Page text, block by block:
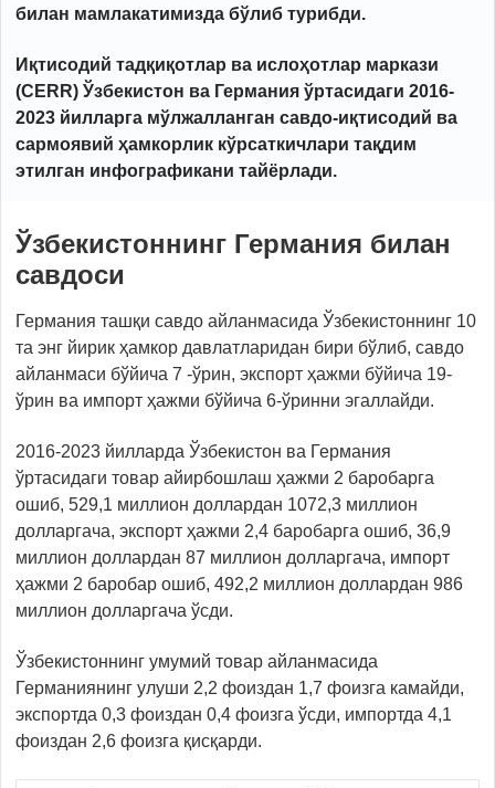
билан мамлакатимизда бўлиб турибди.
Иқтисодий тадқиқотлар ва ислоҳотлар маркази
(CERR) Ўзбекистон ва Германия ўртасидаги 2016-
2023 йилларга мўлжалланган савдо-иқтисодий ва
сармоявий ҳамкорлик кўрсаткичлари тақдим
этилган инфографикани тайёрлади.
Ўзбекистоннинг Германия билан
савдоси
Германия ташқи савдо айланмасида Ўзбекистоннинг 10
та энг йирик ҳамкор давлатларидан бири бўлиб, савдо
айланмаси бўйича 7 -ўрин, экспорт ҳажми бўйича 19-
ўрин ва импорт ҳажми бўйича 6-ўринни эгаллайди.
2016-2023 йилларда Ўзбекистон ва Германия
ўртасидаги товар айирбошлаш ҳажми 2 баробарга
ошиб, 529,1 миллион доллардан 1072,3 миллион
долларгача, экспорт ҳажми 2,4 баробарга ошиб, 36,9
миллион доллардан 87 миллион долларгача, импорт
ҳажми 2 баробар ошиб, 492,2 миллион доллардан 986
миллион долларгача ўсди.
Ўзбекистоннинг умумий товар айланмасида
Германиянинг улуши 2,2 фоиздан 1,7 фоизга камайди,
экспортда 0,3 фоиздан 0,4 фоизга ўсди, импортда 4,1
фоиздан 2,6 фоизга қисқарди.